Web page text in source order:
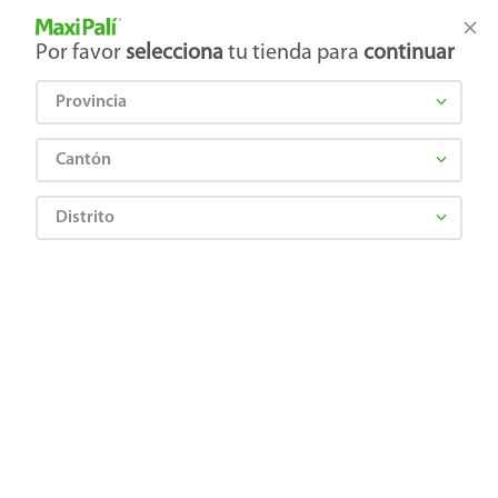
Tienda Maxi Palí
Por favor selecciona tu tienda para continuar
Provincia
Cantón
Distrito